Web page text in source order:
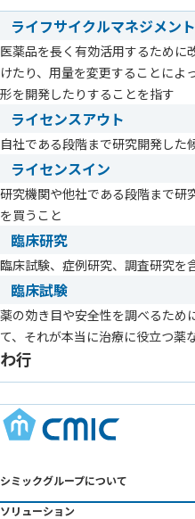
ライフサイクルマネジメント
医薬品を長く有効活用するために
けたり、用量を変更することによ
形を開発したりすることを指す
ライセンスアウト
自社である段階まで研究開発した
ライセンスイン
研究機関や他社である段階まで研
を買うこと
臨床研究
臨床試験、症例研究、調査研究を
臨床試験
薬の効き目や安全性を調べるため
て、それが本当に治療に役立つ薬
わ行
シミックグループについて
ソリューション